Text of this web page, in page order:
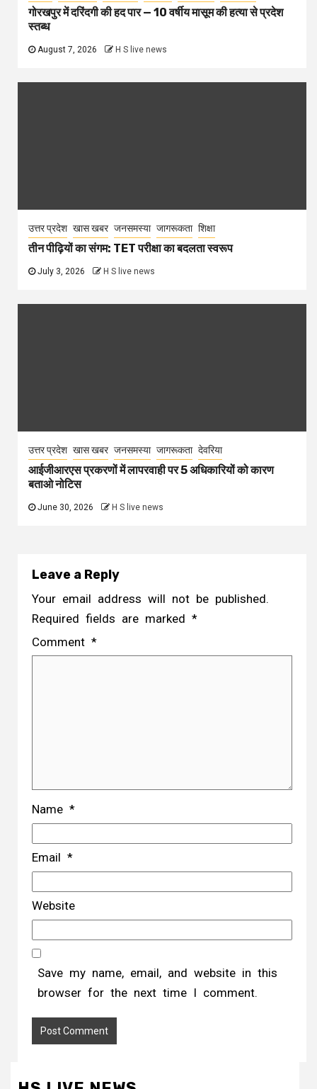
गोरखपुर में दरिंदगी की हद पार — 10 वर्षीय मासूम की हत्या से प्रदेश
स्तब्ध
August 7, 2026 H S live news
उत्तर प्रदेश खास खबर जनसमस्या जागरूकता शिक्षा
तीन पीढ़ियों का संगम: TET परीक्षा का बदलता स्वरूप
July 3, 2026 H S live news
उत्तर प्रदेश खास खबर जनसमस्या जागरूकता देवरिया
आईजीआरएस प्रकरणों में लापरवाही पर 5 अधिकारियों को कारण
बताओ नोटिस
June 30, 2026 H S live news
Leave a Reply
Your email address will not be published.
Required fields are marked *
Comment *
Name *
Email *
Website
Save my name, email, and website in this
browser for the next time I comment.